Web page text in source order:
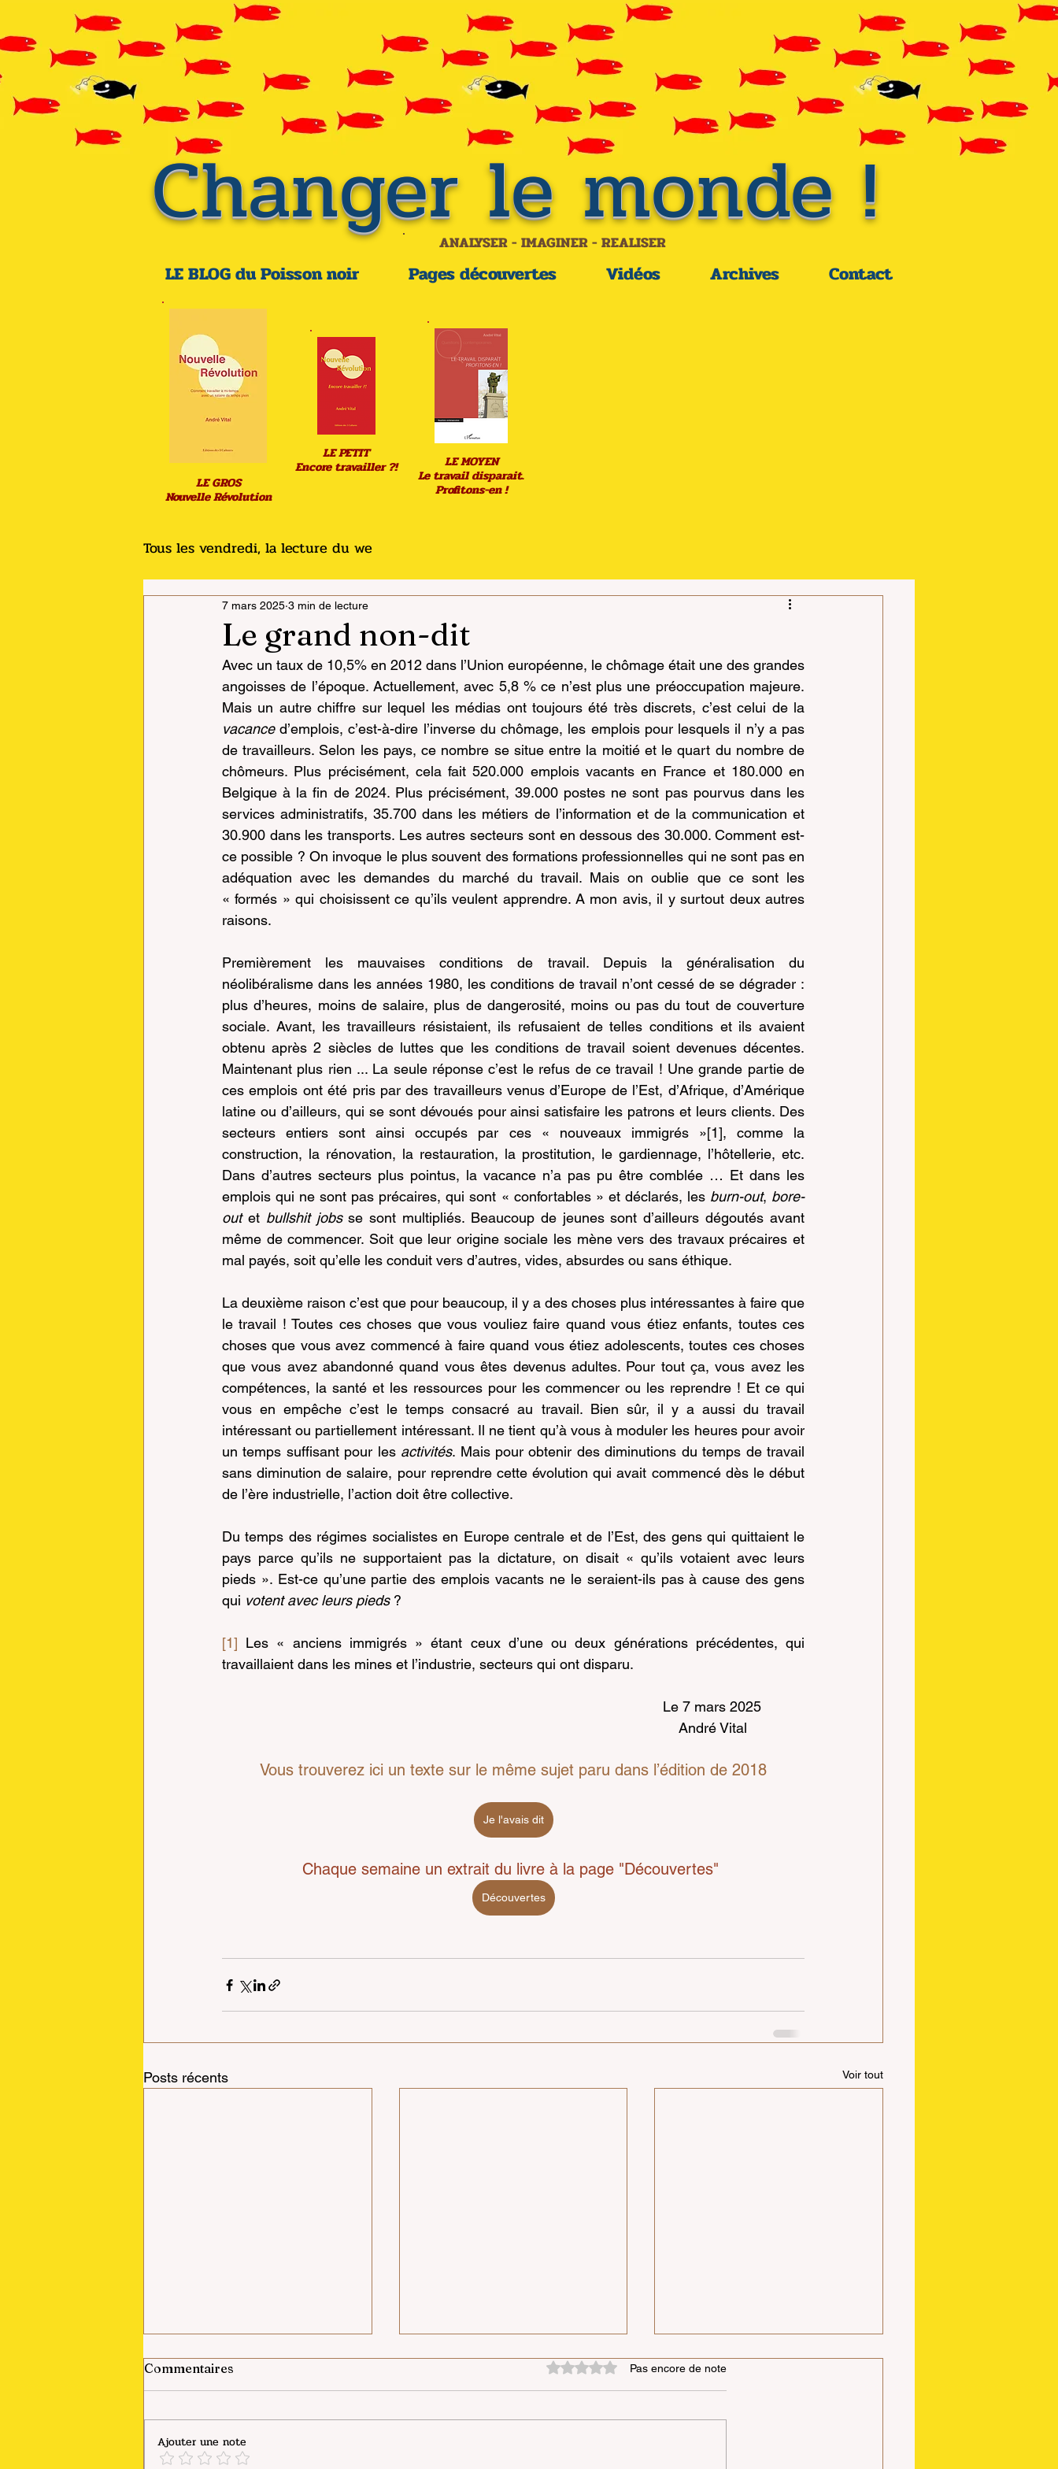
Changer le monde !
ANALYSER - IMAGINER - REALISER
LE BLOG du Poisson noir Pages découvertes Vidéos Archives Contact
LE GROS
Nouvelle Révolution
LE PETIT
Encore travailler ?! LE MOYEN
Le travail disparait.
Profitons-en !
Tous les vendredi, la lecture du we
Le grand non-dit
7 mars 2025 3 min de lecture
Avec un taux de 10,5% en 2012 dans l’Union européenne, le chômage était une des grandes
angoisses de l’époque. Actuellement, avec 5,8 % ce n’est plus une préoccupation majeure.
vacance d’emplois, c’est-à-dire l’inverse du chômage, les emplois pour lesquels il n’y a pas
de travailleurs. Selon les pays, ce nombre se situe entre la moitié et le quart du nombre de
chômeurs. Plus précisément, cela fait 520.000 emplois vacants en France et 180.000 en
Belgique à la fin de 2024. Plus précisément, 39.000 postes ne sont pas pourvus dans les
services administratifs, 35.700 dans les métiers de l’information et de la communication et
30.900 dans les transports. Les autres secteurs sont en dessous des 30.000. Comment est-
ce possible ? On invoque le plus souvent des formations professionnelles qui ne sont pas en
adéquation avec les demandes du marché du travail. Mais on oublie que ce sont les
« formés » qui choisissent ce qu’ils veulent apprendre. A mon avis, il y surtout deux autres
raisons.
Premièrement les mauvaises conditions de travail. Depuis la généralisation du
néolibéralisme dans les années 1980, les conditions de travail n’ont cessé de se dégrader :
plus d’heures, moins de salaire, plus de dangerosité, moins ou pas du tout de couverture
sociale. Avant, les travailleurs résistaient, ils refusaient de telles conditions et ils avaient
obtenu après 2 siècles de luttes que les conditions de travail soient devenues décentes.
Maintenant plus rien ... La seule réponse c’est le refus de ce travail ! Une grande partie de
ces emplois ont été pris par des travailleurs venus d’Europe de l’Est, d’Afrique, d’Amérique
latine ou d’ailleurs, qui se sont dévoués pour ainsi satisfaire les patrons et leurs clients. Des
secteurs entiers sont ainsi occupés par ces « nouveaux immigrés »[1], comme la
construction, la rénovation, la restauration, la prostitution, le gardiennage, l’hôtellerie, etc.
Dans d’autres secteurs plus pointus, la vacance n’a pas pu être comblée … Et dans les
emplois qui ne sont pas précaires, qui sont « confortables » et déclarés, les burn-out, bore-
out et bullshit jobs se sont multipliés. Beaucoup de jeunes sont d’ailleurs dégoutés avant
même de commencer. Soit que leur origine sociale les mène vers des travaux précaires et
mal payés, soit qu’elle les conduit vers d’autres, vides, absurdes ou sans éthique.
La deuxième raison c’est que pour beaucoup, il y a des choses plus intéressantes à faire que
le travail ! Toutes ces choses que vous vouliez faire quand vous étiez enfants, toutes ces
choses que vous avez commencé à faire quand vous étiez adolescents, toutes ces choses
que vous avez abandonné quand vous êtes devenus adultes. Pour tout ça, vous avez les
compétences, la santé et les ressources pour les commencer ou les reprendre ! Et ce qui
vous en empêche c’est le temps consacré au travail. Bien sûr, il y a aussi du travail
intéressant ou partiellement intéressant. Il ne tient qu’à vous à moduler les heures pour avoir
un temps suffisant pour les activités. Mais pour obtenir des diminutions du temps de travail
sans diminution de salaire, pour reprendre cette évolution qui avait commencé dès le début
de l’ère industrielle, l’action doit être collective.
Du temps des régimes socialistes en Europe centrale et de l’Est, des gens qui quittaient le
pays parce qu’ils ne supportaient pas la dictature, on disait « qu’ils votaient avec leurs
pieds ». Est-ce qu’une partie des emplois vacants ne le seraient-ils pas à cause des gens
qui votent avec leurs pieds ?
[1] Les « anciens immigrés » étant ceux d’une ou deux générations précédentes, qui
travaillaient dans les mines et l’industrie, secteurs qui ont disparu.
														Le 7 mars 2025
														    André Vital
Vous trouverez ici un texte sur le même sujet paru dans l’édition de 2018
Je l'avais dit
  Chaque semaine un extrait du livre à la page "Découvertes"
Découvertes
Posts récents Voir tout
La bourse ou la vie ?
? », ou encore « Perdre sa vie à
Les trois conséquences de
l’intelligence artificielle
Changer le monde avec des
Commentaires Noté 0 étoile sur 5.Pas encore de note
Ajouter une note